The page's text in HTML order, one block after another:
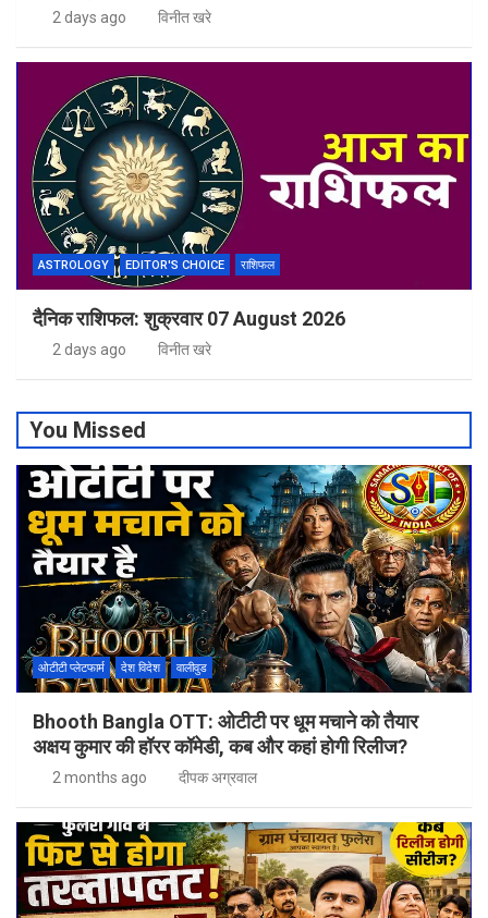
2 days ago विनीत खरे
ASTROLOGY EDITOR'S CHOICE राशिफल
दैनिक राशिफल: शुक्रवार 07 August 2026
2 days ago विनीत खरे
You Missed
ओटीटी प्लेटफार्म देश विदेश वालीवुड
Bhooth Bangla OTT: ओटीटी पर धूम मचाने को तैयार
अक्षय कुमार की हॉरर कॉमेडी, कब और कहां होगी रिलीज?
2 months ago दीपक अग्रवाल